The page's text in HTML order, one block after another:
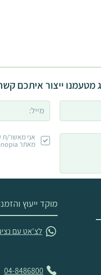
מטעמנו ייצור איתכם
אני מאשר/ת
מאתר Canopia פלרם
מוקד ייעוץ
לצ'אט עם
04-8486800